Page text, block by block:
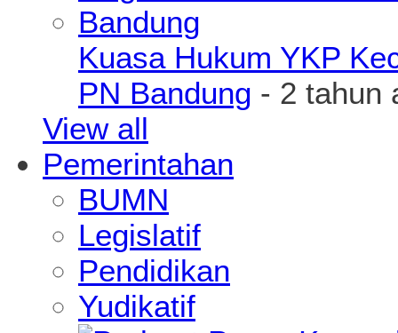
Kuasa Hukum YKP
PN Bandung - 2 tahun
View all
Pemerintahan
BUMN
Legislatif
Pendidikan
Yudikatif